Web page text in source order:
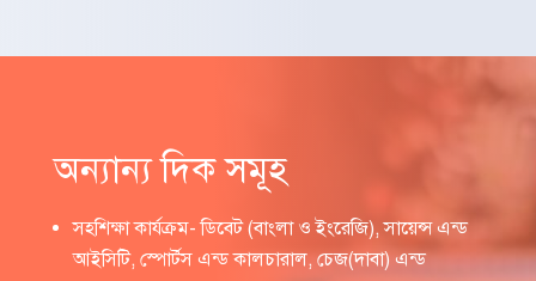
অন্যান্য দিক সমূহ
সহশিক্ষা কার্যক্রম- ডিবেট (বাংলা ও ইংরেজি), সায়েন্স এন্ড
আইসিটি, স্পোর্টস এন্ড কালচারাল, চেজ(দাবা) এন্ড